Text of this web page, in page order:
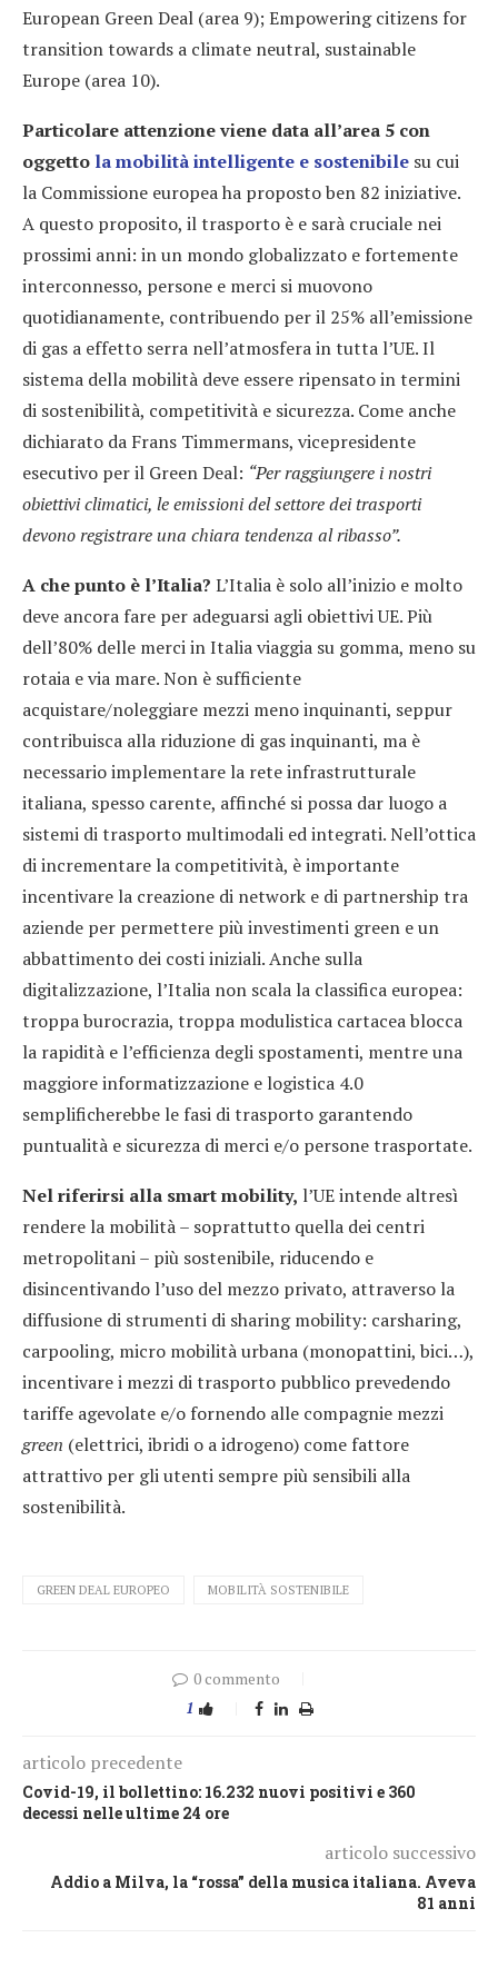
European Green Deal (area 9); Empowering citizens for
transition towards a climate neutral, sustainable
Europe (area 10).
Particolare attenzione viene data all’area 5 con
oggetto la mobilità intelligente e sostenibile su cui
la Commissione europea ha proposto ben 82 iniziative.
A questo proposito, il trasporto è e sarà cruciale nei
prossimi anni: in un mondo globalizzato e fortemente
interconnesso, persone e merci si muovono
quotidianamente, contribuendo per il 25% all’emissione
di gas a effetto serra nell’atmosfera in tutta l’UE. Il
sistema della mobilità deve essere ripensato in termini
di sostenibilità, competitività e sicurezza. Come anche
dichiarato da Frans Timmermans, vicepresidente
esecutivo per il Green Deal: “Per raggiungere i nostri
obiettivi climatici, le emissioni del settore dei trasporti
devono registrare una chiara tendenza al ribasso”.
A che punto è l’Italia? L’Italia è solo all’inizio e molto
deve ancora fare per adeguarsi agli obiettivi UE. Più
dell’80% delle merci in Italia viaggia su gomma, meno su
rotaia e via mare. Non è sufficiente
acquistare/noleggiare mezzi meno inquinanti, seppur
contribuisca alla riduzione di gas inquinanti, ma è
necessario implementare la rete infrastrutturale
italiana, spesso carente, affinché si possa dar luogo a
sistemi di trasporto multimodali ed integrati. Nell’ottica
di incrementare la competitività, è importante
incentivare la creazione di network e di partnership tra
aziende per permettere più investimenti green e un
abbattimento dei costi iniziali. Anche sulla
digitalizzazione, l’Italia non scala la classifica europea:
troppa burocrazia, troppa modulistica cartacea blocca
la rapidità e l’efficienza degli spostamenti, mentre una
maggiore informatizzazione e logistica 4.0
semplificherebbe le fasi di trasporto garantendo
puntualità e sicurezza di merci e/o persone trasportate.
Nel riferirsi alla smart mobility, l’UE intende altresì
rendere la mobilità – soprattutto quella dei centri
metropolitani – più sostenibile, riducendo e
disincentivando l’uso del mezzo privato, attraverso la
diffusione di strumenti di sharing mobility: carsharing,
carpooling, micro mobilità urbana (monopattini, bici…),
incentivare i mezzi di trasporto pubblico prevedendo
tariffe agevolate e/o fornendo alle compagnie mezzi
green (elettrici, ibridi o a idrogeno) come fattore
attrattivo per gli utenti sempre più sensibili alla
sostenibilità.
GREEN DEAL EUROPEO MOBILITÀ SOSTENIBILE
0 commento
1
articolo precedente
Covid-19, il bollettino: 16.232 nuovi positivi e 360
decessi nelle ultime 24 ore
articolo successivo
Addio a Milva, la “rossa” della musica italiana. Aveva
81 anni